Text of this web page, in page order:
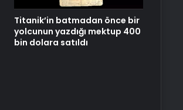
Titanik’in batmadan önce bir
yolcunun yazdığı mektup 400
bin dolara satıldı